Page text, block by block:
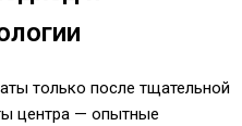
только после тщательной
центра — опытные